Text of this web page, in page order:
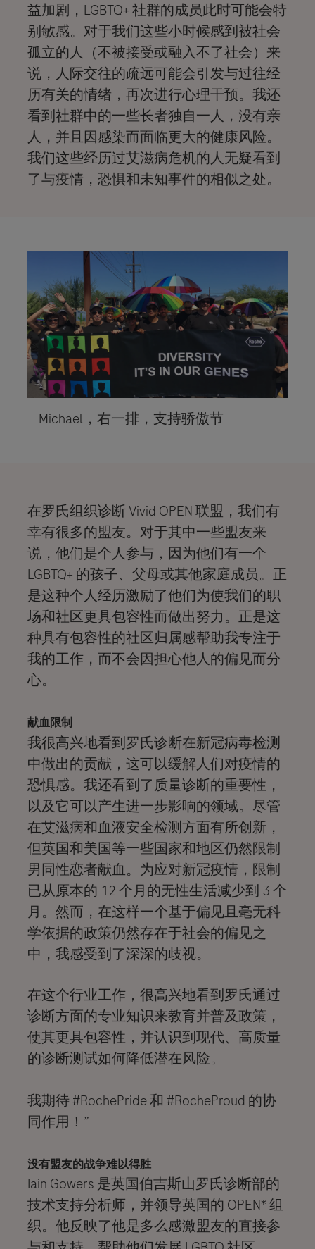
益加剧，LGBTQ+ 社群的成员此时可能会特
别敏感。对于我们这些小时候感到被社会
孤立的人（不被接受或融入不了社会）来
说，人际交往的疏远可能会引发与过往经
历有关的情绪，再次进行心理干预。我还
看到社群中的一些长者独自一人，没有亲
人，并且因感染而面临更大的健康风险。
我们这些经历过艾滋病危机的人无疑看到
了与疫情，恐惧和未知事件的相似之处。
Michael，右一排，支持骄傲节​​​​​​​
在罗氏组织诊断 Vivid OPEN 联盟，我们有
幸有很多的盟友。对于其中一些盟友来
说，他们是个人参与，因为他们有一个
LGBTQ+ 的孩子、父母或其他家庭成员。正
是这种个人经历激励了他们为使我们的职
场和社区更具包容性而做出努力。正是这
种具有包容性的社区归属感帮助我专注于
我的工作，而不会因担心他人的偏见而分
心。
献血限制
我很高兴地看到罗氏诊断在新冠病毒检测
中做出的贡献，这可以缓解人们对疫情的
恐惧感。我还看到了质量诊断的重要性，
以及它可以产生进一步影响的领域。尽管
在艾滋病和血液安全检测方面有所创新，
但英国和美国等一些国家和地区仍然限制
男同性恋者献血。为应对新冠疫情，限制
已从原本的 12 个月的无性生活减少到 3 个
月。然而，在这样一个基于偏见且毫无科
学依据的政策仍然存在于社会的偏见之
中，我感受到了深深的歧视。
在这个行业工作，很高兴地看到罗氏通过
诊断方面的专业知识来教育并普及政策，
使其更具包容性，并认识到现代、高质量
的诊断测试如何降低潜在风险。
我期待 #RochePride 和 #RocheProud 的协
同作用！”
没有盟友的战争难以得胜
Iain Gowers 是英国伯吉斯山罗氏诊断部的
技术支持分析师，并领导英国的 OPEN* 组
织。他反映了他是多么感激盟友的直接参